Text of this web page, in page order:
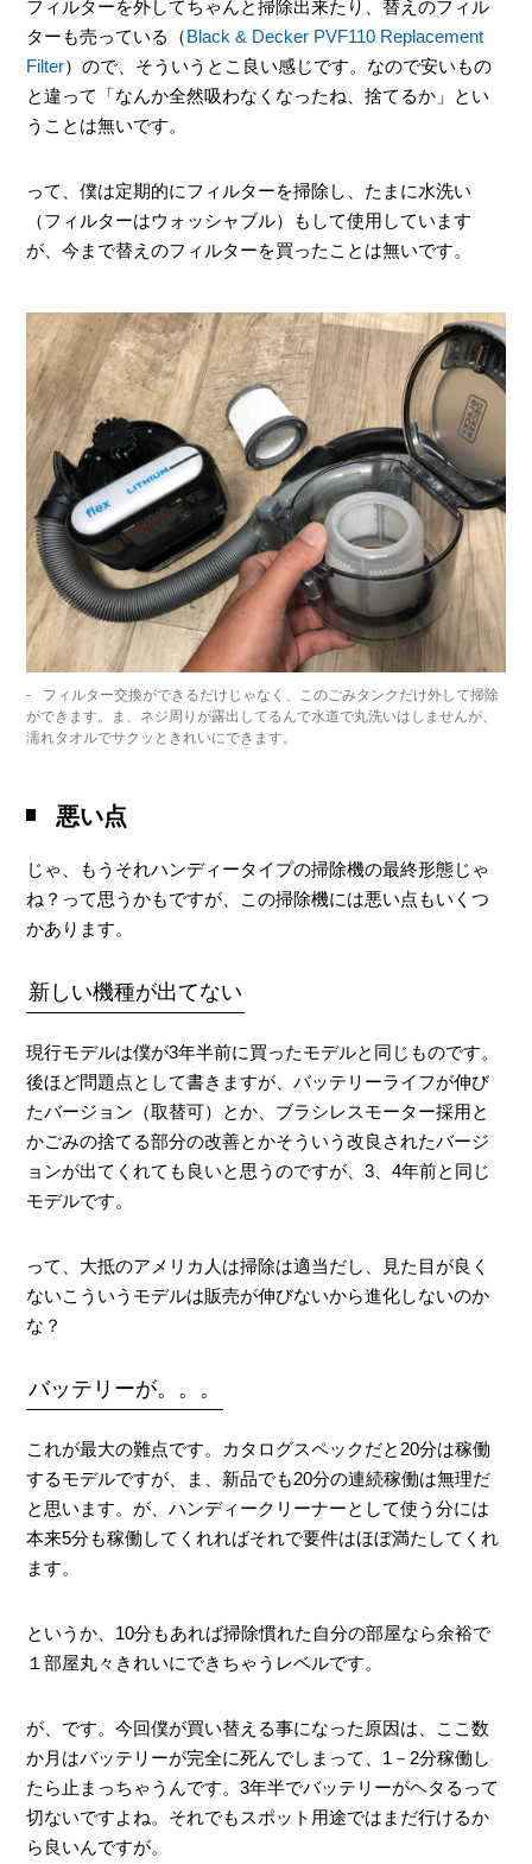
フィルターを外してちゃんと掃除出来たり、替えのフィル
ターも売っている（Black & Decker PVF110 Replacement
Filter）ので、そういうとこ良い感じです。なので安いもの
と違って「なんか全然吸わなくなったね、捨てるか」とい
うことは無いです。
って、僕は定期的にフィルターを掃除し、たまに水洗い
（フィルターはウォッシャブル）もして使用しています
が、今まで替えのフィルターを買ったことは無いです。
フィルター交換ができるだけじゃなく、このごみタンクだけ外して掃除
ができます。ま、ネジ周りが露出してるんで水道で丸洗いはしませんが、
濡れタオルでサクッときれいにできます。
悪い点
じゃ、もうそれハンディータイプの掃除機の最終形態じゃ
ね？って思うかもですが、この掃除機には悪い点もいくつ
かあります。
新しい機種が出てない
現行モデルは僕が3年半前に買ったモデルと同じものです。
後ほど問題点として書きますが、バッテリーライフが伸び
たバージョン（取替可）とか、ブラシレスモーター採用と
かごみの捨てる部分の改善とかそういう改良されたバージ
ョンが出てくれても良いと思うのですが、3、4年前と同じ
モデルです。
って、大抵のアメリカ人は掃除は適当だし、見た目が良く
ないこういうモデルは販売が伸びないから進化しないのか
な？
バッテリーが。。。
これが最大の難点です。カタログスペックだと20分は稼働
するモデルですが、ま、新品でも20分の連続稼働は無理だ
と思います。が、ハンディークリーナーとして使う分には
本来5分も稼働してくれればそれで要件はほぼ満たしてくれ
ます。
というか、10分もあれば掃除慣れた自分の部屋なら余裕で
１部屋丸々きれいにできちゃうレベルです。
が、です。今回僕が買い替える事になった原因は、ここ数
か月はバッテリーが完全に死んでしまって、1－2分稼働し
たら止まっちゃうんです。3年半でバッテリーがヘタるって
切ないですよね。それでもスポット用途ではまだ行けるか
ら良いんですが。